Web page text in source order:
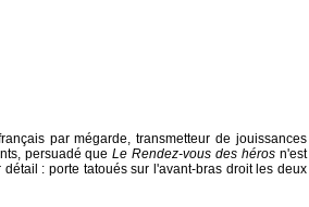
par mégarde, transmetteur de jouissances
persuadé queLe Rendez-vous des héros n'est
: porte tatoués sur l'avant-bras droit les deux